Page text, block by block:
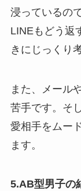
浸っているの
LINEもどう返
きにじっくり
また、メール
苦手です。そ
愛相手をムー
ます。
5.AB型男子の